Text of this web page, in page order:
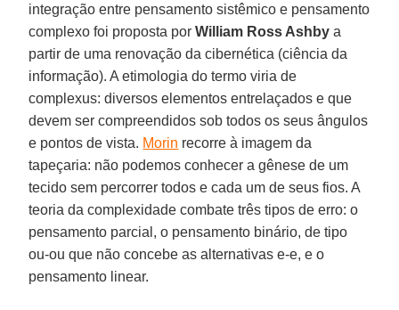
integração entre pensamento sistêmico e pensamento
complexo foi proposta porWilliam Ross Ashby a
partir de uma renovação da cibernética (ciência da
informação). A etimologia do termo viria de
complexus: diversos elementos entrelaçados e que
devem ser compreendidos sob todos os seus ângulos
e pontos de vista. Morin recorre à imagem da
tapeçaria: não podemos conhecer a gênese de um
tecido sem percorrer todos e cada um de seus fios. A
teoria da complexidade combate três tipos de erro: o
pensamento parcial, o pensamento binário, de tipo
ou-ou que não concebe as alternativas e-e, e o
pensamento linear.